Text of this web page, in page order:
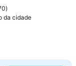
da cidade